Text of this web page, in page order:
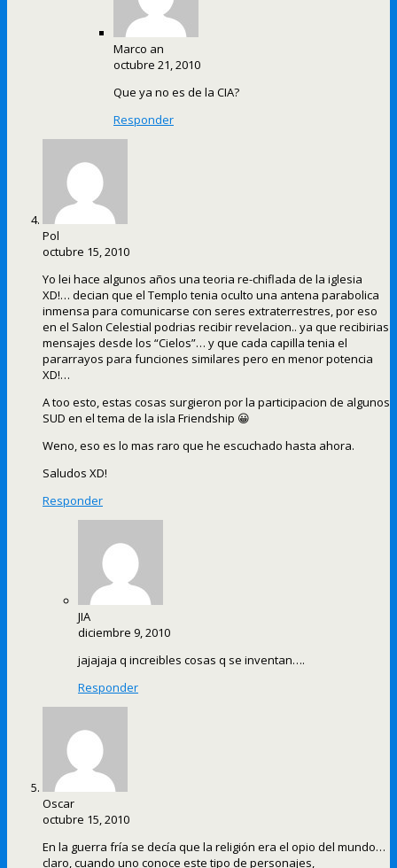
Marco an
octubre 21, 2010
Que ya no es de la CIA?
Responder
Pol
octubre 15, 2010
Yo lei hace algunos años una teoria re-chiflada de la iglesia
XD!… decian que el Templo tenia oculto una antena parabolica
inmensa para comunicarse con seres extraterrestres, por eso
en el Salon Celestial podrias recibir revelacion.. ya que recibirias
mensajes desde los “Cielos”… y que cada capilla tenia el
pararrayos para funciones similares pero en menor potencia
XD!…
A too esto, estas cosas surgieron por la participacion de algunos
SUD en el tema de la isla Friendship 😀
Weno, eso es lo mas raro que he escuchado hasta ahora.
Saludos XD!
Responder
JIA
diciembre 9, 2010
jajajaja q increibles cosas q se inventan….
Responder
Oscar
octubre 15, 2010
En la guerra fría se decía que la religión era el opio del mundo…
claro, cuando uno conoce este tipo de personajes,